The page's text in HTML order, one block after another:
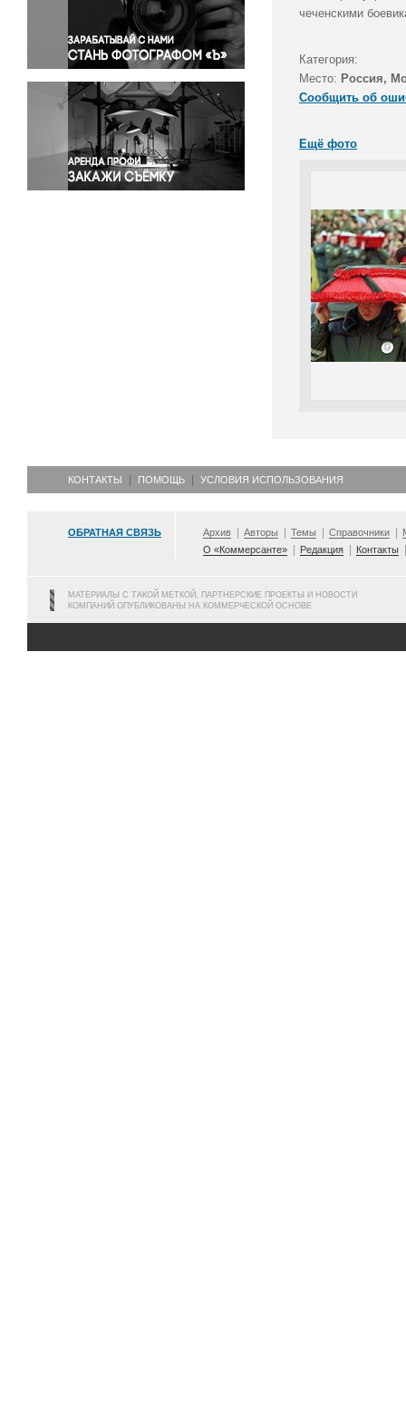
Правосудие
Происшествия и конфликты
Религия
Светская жизнь
Спорт
Экология
Экономика и бизнес
чеченскими
Категория:
Место: Россия,
Сообщить об
Ещё фото
КОНТАКТЫ ПОМОЩЬ УСЛОВИЯ ИСПОЛЬЗОВАНИЯ
ОБРАТНАЯ СВЯЗЬ Архив Авторы Темы Справочники
О «Коммерсанте»
Редакция Контакты
МАТЕРИАЛЫ С ТАКОЙ МЕТКОЙ, ПАРТНЕРСКИЕ ПРОЕКТЫ И НОВОСТИ
КОМПАНИЙ ОПУБЛИКОВАНЫ НА КОММЕРЧЕСКОЙ ОСНОВЕ